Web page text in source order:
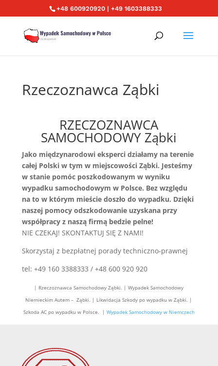
+48 600920920 | +49 1603388333
Rzeczoznawca Ząbki
RZECZOZNAWCA
SAMOCHODOWY Ząbki
Jako międzynarodowi eksperci działamy na terenie
całej Polski w tym w miejscowości Ząbki. Jesteśmy
w stanie pomóc poszkodowanym w wyniku
wypadku samochodowym w Polsce. Bez względu
na to w którym mieście doszło do wypadku. Dzięki
naszej pomocy odszkodowanie uzyskana przy
współpracy z naszą firmą bedzie pelne!
NIE CZEKAJ! SKONTAKTUJ SIĘ Z NAMI!
Skorzystaj z bezpłatnej porady techniczno-prawnej
tel: +49 160 3388333 / +48 600 920 920
| Rzeczoznawca Samochodowy Ząbki. | Wypadek Samochodowy
Niemieckim Autem – Ząbki. | Likwidacja Szkody po wypadku w Ząbki. |
Szkoda AC po wypadku w Polsce. | Wypadek Samochodowy w Niemczech